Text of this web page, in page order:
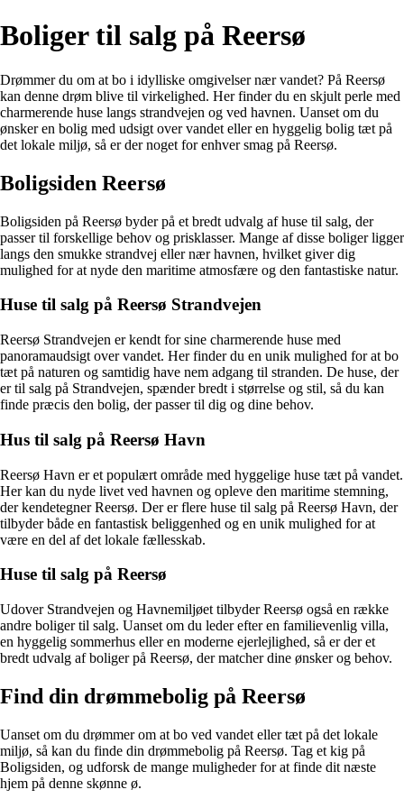
Boliger til salg på Reersø
Drømmer du om at bo i idylliske omgivelser nær vandet? På Reersø
kan denne drøm blive til virkelighed. Her finder du en skjult perle med
charmerende huse langs strandvejen og ved havnen. Uanset om du
ønsker en bolig med udsigt over vandet eller en hyggelig bolig tæt på
det lokale miljø, så er der noget for enhver smag på Reersø.
Boligsiden Reersø
Boligsiden på Reersø byder på et bredt udvalg af huse til salg, der
passer til forskellige behov og prisklasser. Mange af disse boliger ligger
langs den smukke strandvej eller nær havnen, hvilket giver dig
mulighed for at nyde den maritime atmosfære og den fantastiske natur.
Huse til salg på Reersø Strandvejen
Reersø Strandvejen er kendt for sine charmerende huse med
panoramaudsigt over vandet. Her finder du en unik mulighed for at bo
tæt på naturen og samtidig have nem adgang til stranden. De huse, der
er til salg på Strandvejen, spænder bredt i størrelse og stil, så du kan
finde præcis den bolig, der passer til dig og dine behov.
Hus til salg på Reersø Havn
Reersø Havn er et populært område med hyggelige huse tæt på vandet.
Her kan du nyde livet ved havnen og opleve den maritime stemning,
der kendetegner Reersø. Der er flere huse til salg på Reersø Havn, der
tilbyder både en fantastisk beliggenhed og en unik mulighed for at
være en del af det lokale fællesskab.
Huse til salg på Reersø
Udover Strandvejen og Havnemiljøet tilbyder Reersø også en række
andre boliger til salg. Uanset om du leder efter en familievenlig villa,
en hyggelig sommerhus eller en moderne ejerlejlighed, så er der et
bredt udvalg af boliger på Reersø, der matcher dine ønsker og behov.
Find din drømmebolig på Reersø
Uanset om du drømmer om at bo ved vandet eller tæt på det lokale
miljø, så kan du finde din drømmebolig på Reersø. Tag et kig på
Boligsiden, og udforsk de mange muligheder for at finde dit næste
hjem på denne skønne ø.